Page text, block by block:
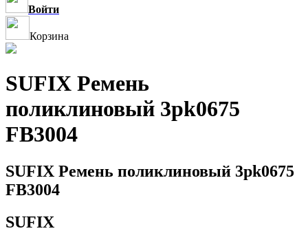
Войти
Корзина
SUFIX Ремень
поликлиновый 3pk0675
FB3004
SUFIX Ремень поликлиновый 3pk0675
FB3004
SUFIX